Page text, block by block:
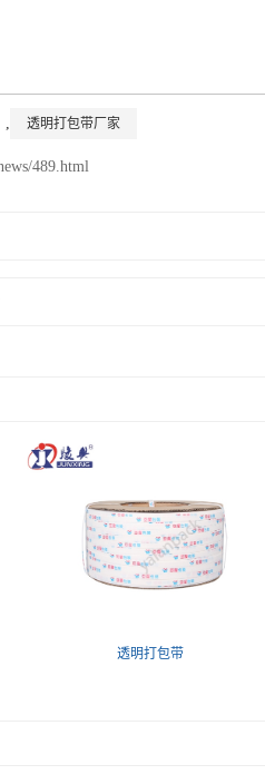
, 透明打包带厂家
489.html
透明打包带